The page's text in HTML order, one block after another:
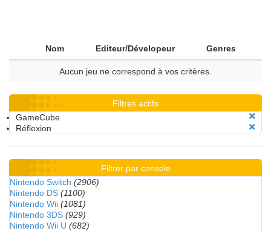
Nom Editeur/Dévelopeur Genres
Aucun jeu ne correspond à vos critères.
Filtres actifs
GameCube
Réflexion
Filtrer par console
Nintendo Switch (2906)
Nintendo DS (1100)
Nintendo Wii (1081)
Nintendo 3DS (929)
Nintendo Wii U (682)